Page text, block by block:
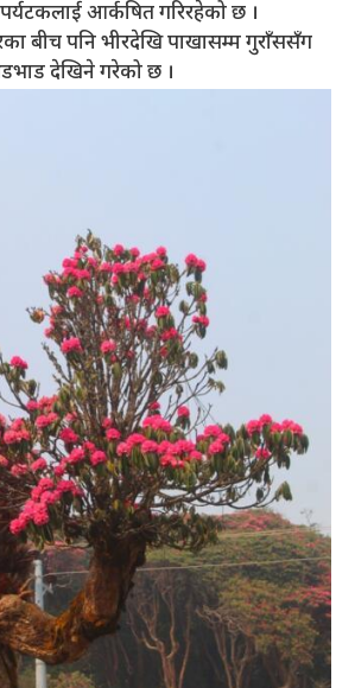
आर्कषित गरिरहेको छ ।
बीच पनि भीरदेखि पाखासम्म गुराँससँग
देखिने गरेको छ ।